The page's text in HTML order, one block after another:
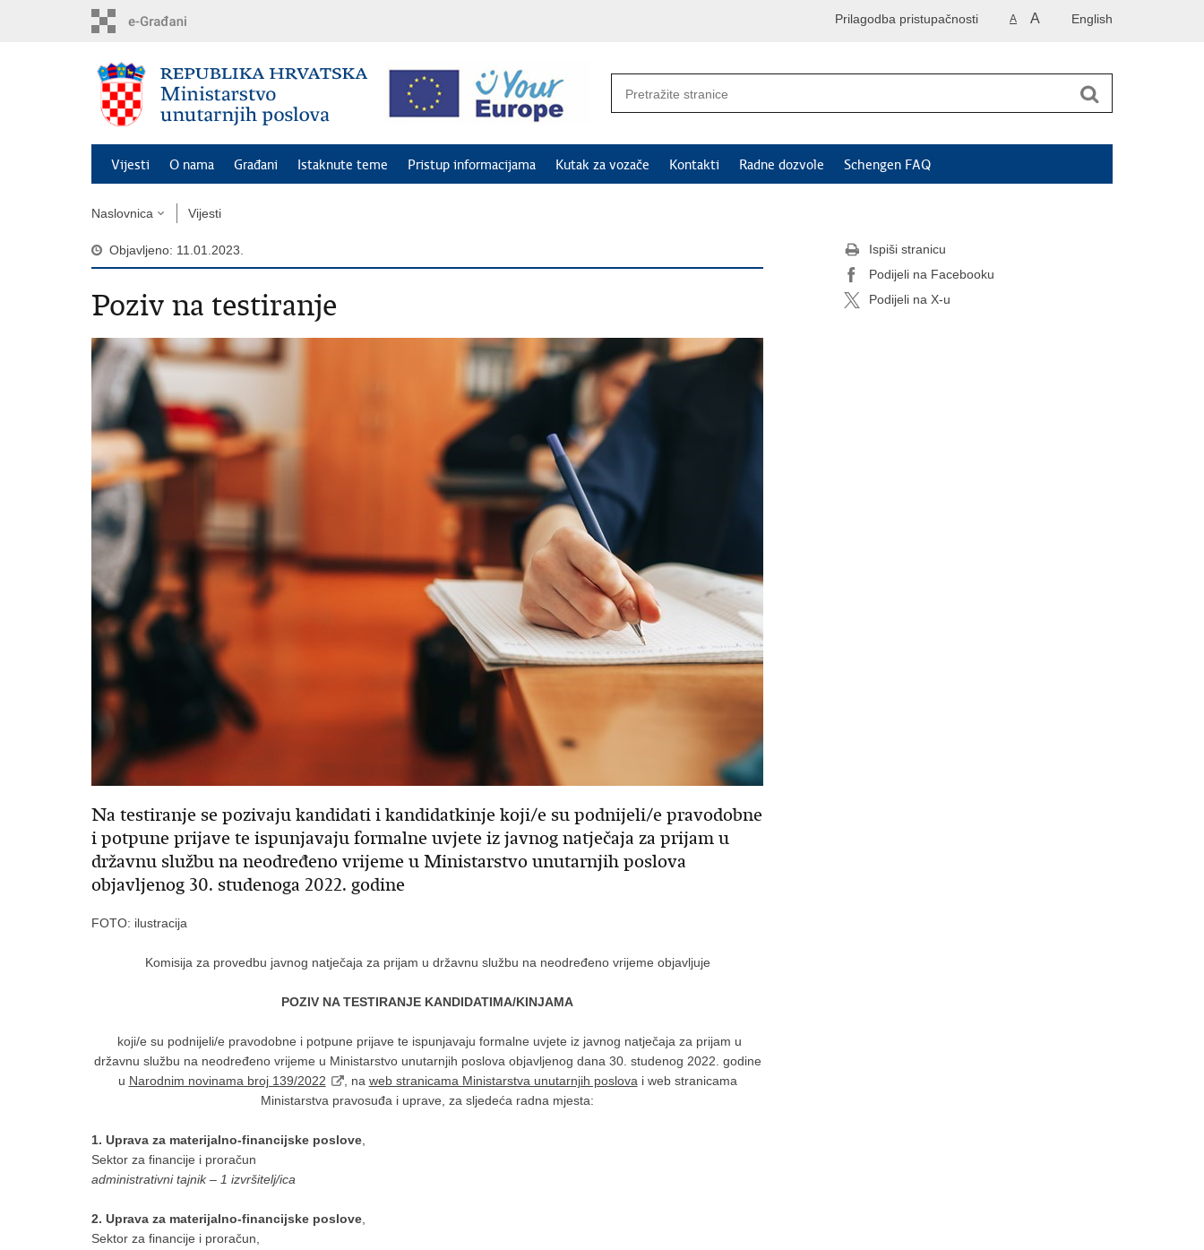
English
A A
Prilagodba pristupačnosti
Vijesti O nama Građani Istaknute teme Pristup informacijama Kutak za vozače Kontakti Radne dozvole Schengen FAQ
Naslovnica Vijesti
Objavljeno: 11.01.2023.
Poziv na testiranje
Na testiranje se pozivaju kandidati i kandidatkinje koji/e su podnijeli/e pravodobne
i potpune prijave te ispunjavaju formalne uvjete iz javnog natječaja za prijam u
državnu službu na neodređeno vrijeme u Ministarstvo unutarnjih poslova
objavljenog 30. studenoga 2022. godine
FOTO: ilustracija
Komisija za provedbu javnog natječaja za prijam u državnu službu na neodređeno vrijeme objavljuje
POZIV NA TESTIRANJE KANDIDATIMA/KINJAMA
koji/e su podnijeli/e pravodobne i potpune prijave te ispunjavaju formalne uvjete iz javnog natječaja za prijam u
državnu službu na neodređeno vrijeme u Ministarstvo unutarnjih poslova objavljenog dana 30. studenog 2022. godine
u Narodnim novinama broj 139/2022 , na web stranicama Ministarstva unutarnjih poslova i web stranicama
Ministarstva pravosuđa i uprave, za sljedeća radna mjesta:
1. Uprava za materijalno-financijske poslove
Sektor za financije i proračun
administrativni tajnik – 1 izvršitelj/ica
2. Uprava za materijalno-financijske poslove
Sektor za financije i proračun,
Ispiši stranicu
Podijeli na Facebooku
Podijeli na X-u